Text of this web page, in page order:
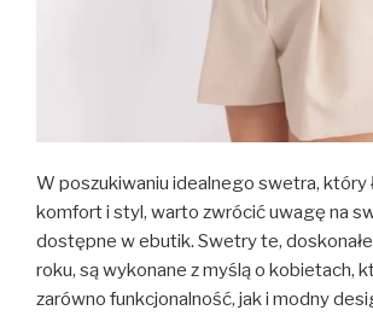
W poszukiwaniu idealnego swetra, który
komfort i styl, warto zwrócić uwagę na
dostępne w ebutik. Swetry te,
roku, są wykonane z myślą o kobietach,
zarówno funkcjonalność, jak i modny